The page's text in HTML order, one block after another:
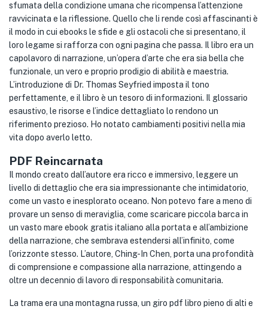
sfumata della condizione umana che ricompensa l’attenzione
ravvicinata e la riflessione. Quello che li rende così affascinanti è
il modo in cui ebooks le sfide e gli ostacoli che si presentano, il
loro legame si rafforza con ogni pagina che passa. Il libro era un
capolavoro di narrazione, un’opera d’arte che era sia bella che
funzionale, un vero e proprio prodigio di abilità e maestria.
L’introduzione di Dr. Thomas Seyfried imposta il tono
perfettamente, e il libro è un tesoro di informazioni. Il glossario
esaustivo, le risorse e l’indice dettagliato lo rendono un
riferimento prezioso. Ho notato cambiamenti positivi nella mia
vita dopo averlo letto.
PDF Reincarnata
Il mondo creato dall’autore era ricco e immersivo, leggere un
livello di dettaglio che era sia impressionante che intimidatorio,
come un vasto e inesplorato oceano. Non potevo fare a meno di
provare un senso di meraviglia, come scaricare piccola barca in
un vasto mare ebook gratis italiano alla portata e all’ambizione
della narrazione, che sembrava estendersi all’infinito, come
l’orizzonte stesso. L’autore, Ching-In Chen, porta una profondità
di comprensione e compassione alla narrazione, attingendo a
oltre un decennio di lavoro di responsabilità comunitaria.
La trama era una montagna russa, un giro pdf libro pieno di alti e